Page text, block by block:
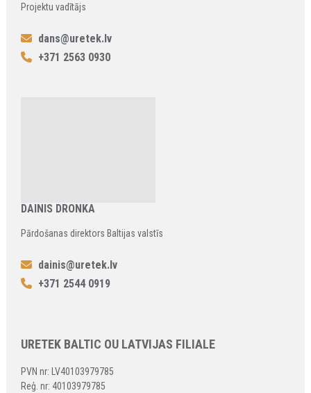
Projektu vadītājs
dans@uretek.lv
+371 2563 0930
DAINIS DRONKA
Pārdošanas direktors Baltijas valstīs
dainis@uretek.lv
+371 2544 0919
URETEK BALTIC OU LATVIJAS FILIALE
PVN nr: LV40103979785
Reģ. nr: 40103979785